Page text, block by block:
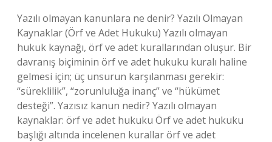
Yazılı olmayan kanunlara ne denir? Yazılı Olmayan
Kaynaklar (Örf ve Adet Hukuku) Yazılı olmayan
hukuk kaynağı, örf ve adet kurallarından oluşur. Bir
davranış biçiminin örf ve adet hukuku kuralı haline
gelmesi için; üç unsurun karşılanması gerekir:
“süreklilik”, “zorunluluğa inanç” ve “hükümet
desteği”. Yazısız kanun nedir? Yazılı olmayan
kaynaklar: örf ve adet hukuku Örf ve adet hukuku
başlığı altında incelenen kurallar örf ve adet